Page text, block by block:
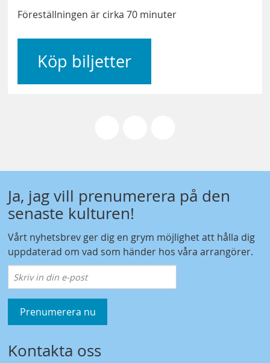
Föreställningen är cirka 70 minuter
Köp biljetter
Ja, jag vill prenumerera på den
senaste kulturen!
Vårt nyhetsbrev ger dig en grym möjlighet att hålla dig
uppdaterad om vad som händer hos våra arrangörer.
Prenumerera nu
Kontakta oss